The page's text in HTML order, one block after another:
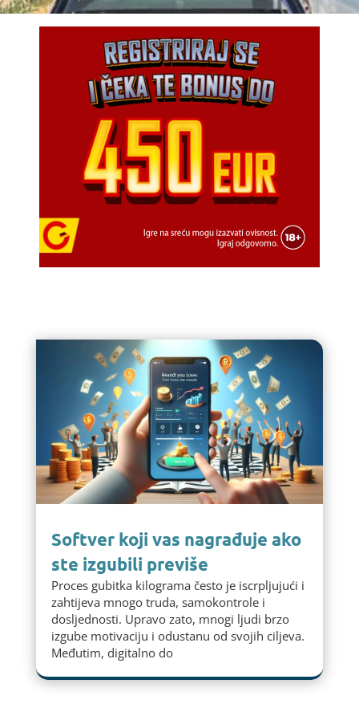
Softver koji vas nagrađuje ako
ste izgubili previše
Proces gubitka kilograma često je iscrpljujući i
zahtijeva mnogo truda, samokontrole i
dosljednosti. Upravo zato, mnogi ljudi brzo
izgube motivaciju i odustanu od svojih ciljeva.
Međutim, digitalno do